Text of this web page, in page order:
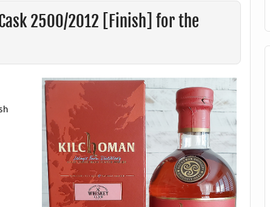
2500/2012 [Finish] for the